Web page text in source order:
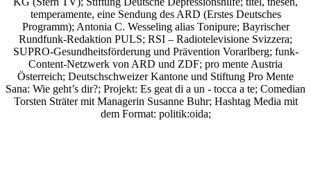
temperamente, eine Sendung des ARD (Erstes Deutsches
Programm); Antonia C. Wesseling alias Tonipure; Bayrischer
Rundfunk-Redaktion PULS; RSI – Radiotelevisione Svizzera;
SUPRO-Gesundheitsförderung und Prävention Vorarlberg; funk-
Content-Netzwerk von ARD und ZDF; pro mente Austria
Österreich; Deutschschweizer Kantone und Stiftung Pro Mente
Sana: Wie geht’s dir?; Projekt: Es geat di a un - tocca a te; Comedian
Torsten Sträter mit Managerin Susanne Buhr; Hashtag Media mit
dem Format: politik:oida;